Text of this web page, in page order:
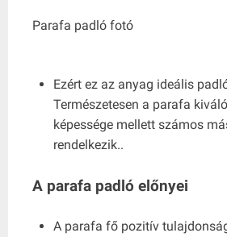
Parafa padló fotó
Ezért ez az anyag ideális
Természetesen a parafa
képessége mellett számos
rendelkezik..
A parafa padló előnyei
A parafa fő pozitív